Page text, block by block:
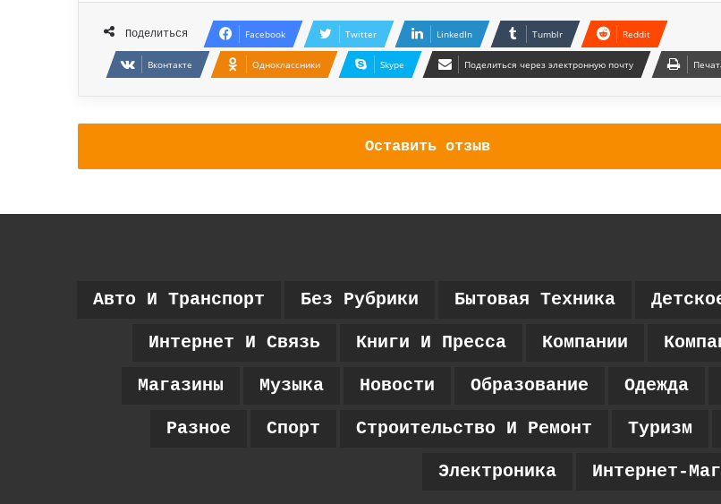
Поделиться Facebook Twitter LinkedIn Tumblr Reddit
Вконтакте Одноклассники Skype Поделиться через электронную почту
Оставить отзыв
Авто И Транспорт Без Рубрики Бытовая Техника
Интернет И Связь Книги И Пресса Компании
Магазины Музыка Новости Образование Одежда
Разное Спорт Строительство И Ремонт Туризм
Электроника Интернет-